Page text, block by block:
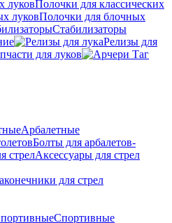
Полочки для классических
Полочки для блочных
Стабилизаторы
Релизы для
для луков
Арбалетные
Болты для арбалетов-
Аксессуары для стрел
Спортивные